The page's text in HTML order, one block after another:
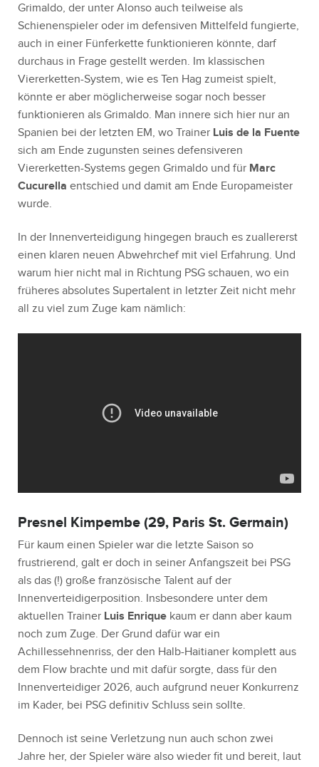
Grimaldo, der unter Alonso auch teilweise als
Schienenspieler oder im defensiven Mittelfeld fungierte,
auch in einer Fünferkette funktionieren könnte, darf
durchaus in Frage gestellt werden. Im klassischen
Viererketten-System, wie es Ten Hag zumeist spielt,
könnte er aber möglicherweise sogar noch besser
funktionieren als Grimaldo. Man innere sich hier nur an
Spanien bei der letzten EM, wo Trainer Luis de la Fuente
sich am Ende zugunsten seines defensiveren
Viererketten-Systems gegen Grimaldo und für Marc
Cucurella entschied und damit am Ende Europameister
wurde.
In der Innenverteidigung hingegen brauch es zuallererst
einen klaren neuen Abwehrchef mit viel Erfahrung. Und
warum hier nicht mal in Richtung PSG schauen, wo ein
früheres absolutes Supertalent in letzter Zeit nicht mehr
all zu viel zum Zuge kam nämlich:
Presnel Kimpembe (29, Paris St. Germain)
Für kaum einen Spieler war die letzte Saison so
frustrierend, galt er doch in seiner Anfangszeit bei PSG
als das (!) große französische Talent auf der
Innenverteidigerposition. Insbesondere unter dem
aktuellen Trainer Luis Enrique kaum er dann aber kaum
noch zum Zuge. Der Grund dafür war ein
Achillessehnenriss, der den Halb-Haitianer komplett aus
dem Flow brachte und mit dafür sorgte, dass für den
Innenverteidiger 2026, auch aufgrund neuer Konkurrenz
im Kader, bei PSG definitiv Schluss sein sollte.
Dennoch ist seine Verletzung nun auch schon zwei
Jahre her, der Spieler wäre also wieder fit und bereit, laut